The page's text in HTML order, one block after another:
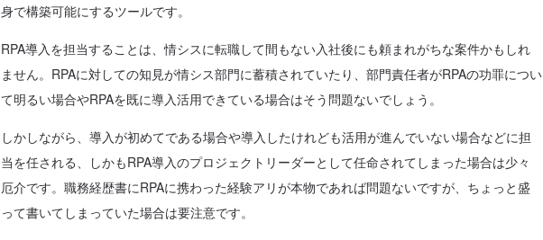
身で構築可能にするツールです。
RPA導入を担当することは、情シスに転職して間もない入社後にも頼まれがちな案件かもしれ
ません。RPAに対しての知見が情シス部門に蓄積されていたり、部門責任者がRPAの功罪につい
て明るい場合やRPAを既に導入活用できている場合はそう問題ないでしょう。
しかしながら、導入が初めてである場合や導入したけれども活用が進んでいない場合などに担
当を任される、しかもRPA導入のプロジェクトリーダーとして任命されてしまった場合は少々
厄介です。職務経歴書にRPAに携わった経験アリが本物であれば問題ないですが、ちょっと盛
って書いてしまっていた場合は要注意です。